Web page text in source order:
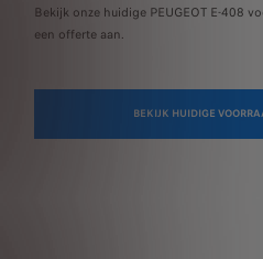
Bekijk onze huidige PEUGEOT E-408
een offerte aan.
BEKIJK HUIDIGE